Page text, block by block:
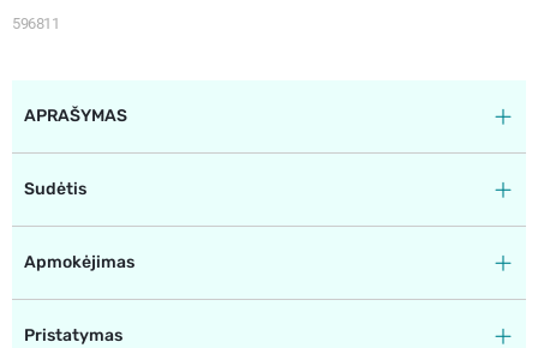
596811
APRAŠYMAS
Sudėtis
Apmokėjimas
Pristatymas